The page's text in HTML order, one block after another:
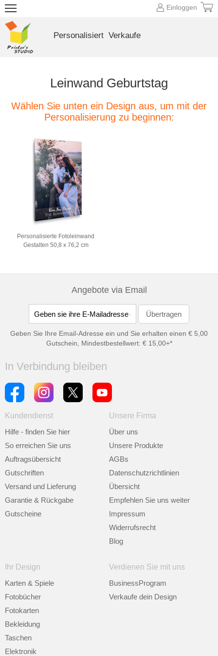
Leinwand Geburtstag
Wählen Sie unten ein Design aus, um mit der
Personalisierung zu beginnen:
Personalisierte Fotoleinwand
Gestalten 50,8 x 76,2 cm
Angebote via Email
Geben Sie Ihre Email-Adresse ein und Sie erhalten einen € 5,00
Gutschein, Mindestbestellwert: € 15,00+*
In Verbindung bleiben
Kundendienst
Hilfe - finden Sie hier
So erreichen Sie uns
Auftragsübersicht
Gutschriften
Versand und Lieferung
Garantie & Rückgabe
Gutscheine
Unsere Firma
Über uns
Unsere Produkte
AGBs
Datenschutzrichtlinien
Übersicht
Empfehlen Sie uns weiter
Impressum
Widerrufsrecht
Blog
Ihr Design
Karten & Spiele
Fotobücher
Fotokarten
Bekleidung
Taschen
Elektronik
Verdienen Sie mit uns
BusinessProgram
Verkaufe dein Design
Einloggen
Personalisiert Verkaufe